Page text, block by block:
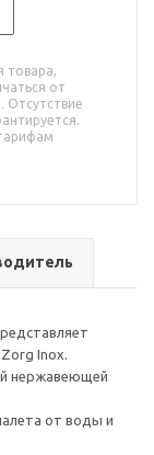
товара,
от
Отсутствие
Inox.
нержавеющей
от воды и